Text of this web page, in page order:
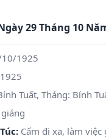
29 Tháng 10
1925
Tuất, Tháng: Bính
Cấm đi xa, làm